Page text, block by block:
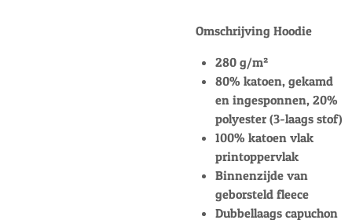
Omschrijving Hoodie
280 g/m²
80% katoen, gekamd
en ingesponnen, 20%
polyester (3-laags stof)
100% katoen vlak
printoppervlak
Binnenzijde van
geborsteld fleece
Dubbellaags capuchon